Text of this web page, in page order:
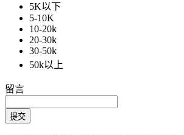
5K以下
5-10K
10-20k
20-30k
30-50k
50k以上
留言